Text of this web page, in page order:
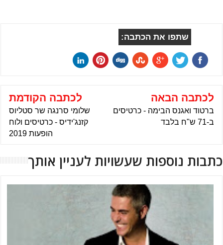
שתפו את הכתבה:
לכתבה הבאה
ברטוד ואגנס הבימה - כרטיסים
ב-71 ש"ח בלבד
לכתבה הקודמת
שלומי סרנגה שר סטליוס
קזנג'ידיס - כרטיסים ולוח
הופעות 2019
כתבות נוספות שעשויות לעניין אותך